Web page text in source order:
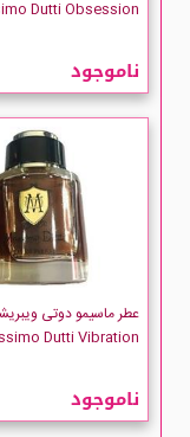
Dutti
Dutti Obsession
ناموجود
عطر ماسیمو دوتی
Dutti Vibration
ناموجود